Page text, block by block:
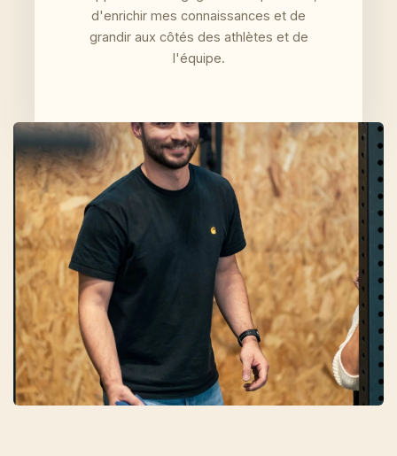
d'enrichir mes connaissances et de
grandir aux côtés des athlètes et de
l'équipe.